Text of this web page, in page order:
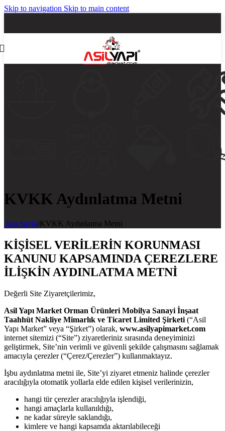
Skip to navigation Skip to main content
KVKK Aydınlatma Metni
Ana Sayfa/KVKK Aydınlatma Metni
KİŞİSEL VERİLERİN KORUNMASI
KANUNU KAPSAMINDA ÇEREZLERE
İLİŞKİN AYDINLATMA METNİ
Değerli Site Ziyaretçilerimiz,
Asil Yapı Market Orman Ürünleri Mobilya Sanayi İnşaat
Taahhüt Nakliye Mimarlık ve Ticaret Limited Şirketi (“Asil
Yapı Market” veya “Şirket”) olarak, www.asilyapimarket.com
internet sitemizi (“Site”) ziyaretleriniz sırasında deneyiminizi
geliştirmek, Site’nin verimli ve güvenli şekilde çalışmasını sağlamak
amacıyla çerezler (“Çerez/Çerezler”) kullanmaktayız.
İşbu aydınlatma metni ile, Site’yi ziyaret etmeniz halinde çerezler
aracılığıyla otomatik yollarla elde edilen kişisel verilerinizin,
hangi tür çerezler aracılığıyla işlendiği,
hangi amaçlarla kullanıldığı,
ne kadar süreyle saklandığı,
kimlere ve hangi kapsamda aktarılabileceği